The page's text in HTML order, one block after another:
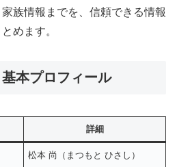
族情報までを、信頼できる情報
めます。
本プロフィール
詳細
松本 尚（まつもと ひさし）